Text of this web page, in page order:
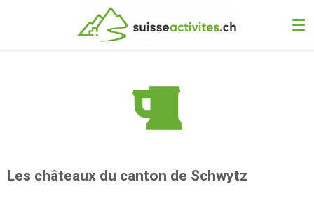
Les châteaux du canton de Schwytz